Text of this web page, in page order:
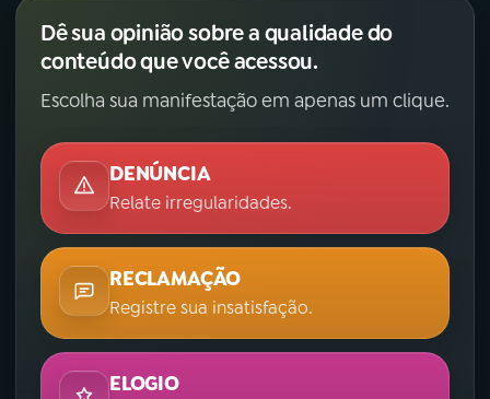
Dê sua opinião sobre a qualidade do
conteúdo que você acessou.
Escolha sua manifestação em apenas um clique.
DENÚNCIA
Relate irregularidades.
RECLAMAÇÃO
Registre sua insatisfação.
ELOGIO